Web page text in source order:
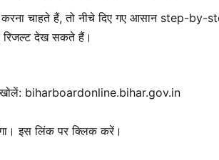
चाहते हैं, तो नीचे दिए गए आसान step-by-
रिजल्ट देख सकते हैं।
biharboardonline.bihar.gov.in
इस लिंक पर क्लिक करें।